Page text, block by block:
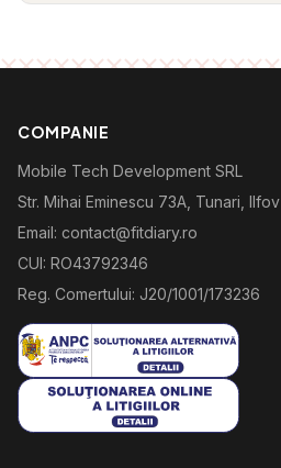
COMPANIE
Mobile Tech Development SRL
Str. Mihai Eminescu 73A, Tunari, Ilfov
Email: contact@fitdiary.ro
CUI: RO43792346
Reg. Comertului: J20/1001/173236